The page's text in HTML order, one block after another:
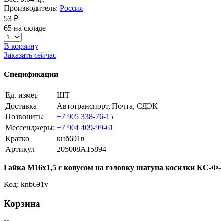
Производитель: Россия
53 ₽
65 на складе
В корзину
Заказать сейчас
Спецификации
Ед. измер
ШТ
Доставка
Автотранспорт, Почта, СДЭК
Позвонить:
+7 905 338-76-15
Мессенджеры: +7 904 409-99-61
Кратко
кнб691в
Артикул
205008A15894
Гайка М16х1,5 с конусом на головку шатуна косилки КС-Ф-
Код: knb691v
Корзина